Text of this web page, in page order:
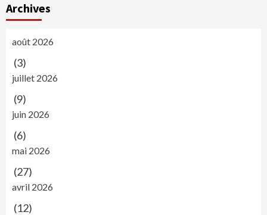
Archives
août 2026
(3)
juillet 2026
(9)
juin 2026
(6)
mai 2026
(27)
avril 2026
(12)